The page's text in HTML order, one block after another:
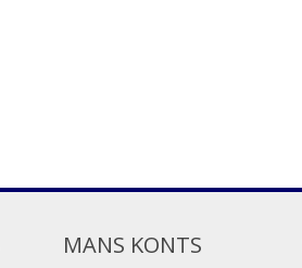
MANS KONTS